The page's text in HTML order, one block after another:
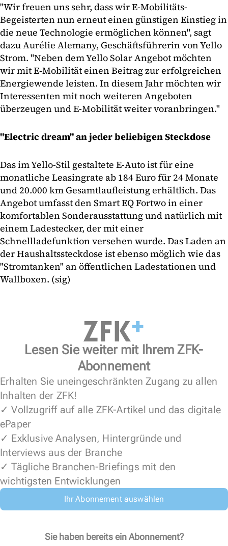
"Wir freuen uns sehr, dass wir E-Mobilitäts-
Begeisterten nun erneut einen günstigen Einstieg in
die neue Technologie ermöglichen können", sagt
dazu Aurélie Alemany, Geschäftsführerin von Yello
Strom. "Neben dem Yello Solar Angebot möchten
wir mit E-Mobilität einen Beitrag zur erfolgreichen
Energiewende leisten. In diesem Jahr möchten wir
Interessenten mit noch weiteren Angeboten
überzeugen und E-Mobilität weiter voranbringen."
"Electric dream" an jeder beliebigen Steckdose
Das im Yello-Stil gestaltete E-Auto ist für eine
monatliche Leasingrate ab 184 Euro für 24 Monate
und 20.000 km Gesamtlaufleistung erhältlich. Das
Angebot umfasst den Smart EQ Fortwo in einer
komfortablen Sonderausstattung und natürlich mit
einem Ladestecker, der mit einer
Schnellladefunktion versehen wurde. Das Laden an
der Haushaltssteckdose ist ebenso möglich wie das
"Stromtanken" an öffentlichen Ladestationen und
Wallboxen. (sig)
Lesen Sie weiter mit Ihrem ZFK-
Abonnement
Erhalten Sie uneingeschränkten Zugang zu allen
Inhalten der ZFK!
✓ Vollzugriff auf alle ZFK-Artikel und das digitale
ePaper
✓ Exklusive Analysen, Hintergründe und
Interviews aus der Branche
✓ Tägliche Branchen-Briefings mit den
wichtigsten Entwicklungen
Ihr Abonnement auswählen
Sie haben bereits ein Abonnement?